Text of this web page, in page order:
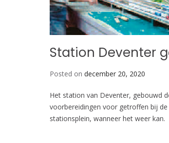
Station Deventer
Posted on december 20, 2020
Het station van Deventer, gebouwd
voorbereidingen voor getroffen bij
stationsplein, wanneer het weer kan.